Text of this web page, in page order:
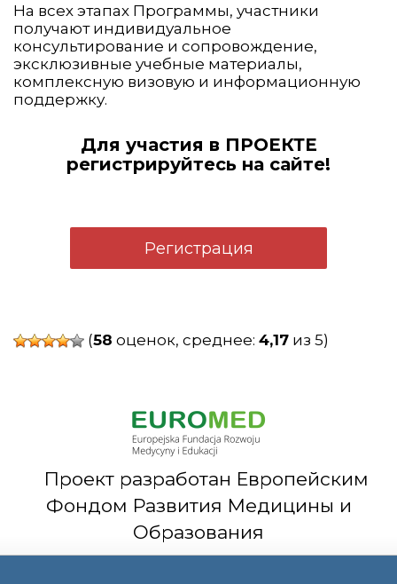
На всех этапах Программы, участники
получают индивидуальное
консультирование и сопровождение,
эксклюзивные учебные материалы,
комплексную визовую и информационную
поддержку.
Для участия в ПРОЕКТЕ
регистрируйтесь на сайте!
Регистрация
(58 оценок, среднее: 4,17 из 5)
Проект разработан Европейским
Фондом Развития Медицины и
Образования